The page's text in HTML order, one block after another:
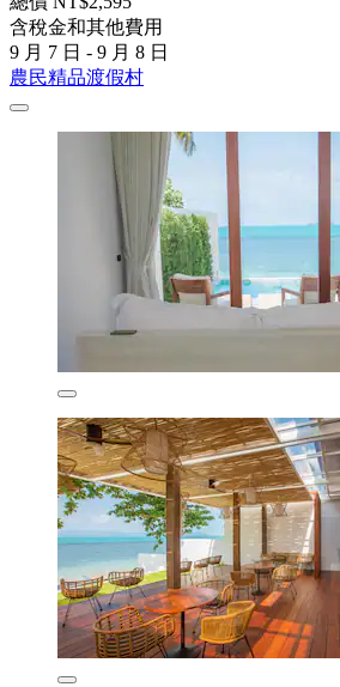
含稅金和其他費用
9 月 7 日 - 9 月 8 日
農民精品渡假村